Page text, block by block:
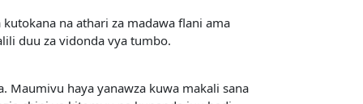
na athari za madawa flani ama
duu za vidonda vya tumbo.
Maumivu haya yanawza kuwa makali sana